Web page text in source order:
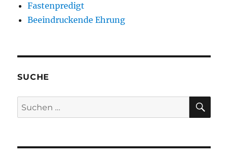
Fastenpredigt
Beeindruckende Ehrung
SUCHE
Suchen
nach: